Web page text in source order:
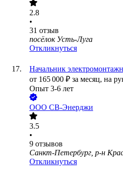
2.8
•
31 отзыв
посёлок Усть-Луга
Откликнуться
Начальник
от 165 000 ₽ за месяц, на
Опыт 3-6 лет
ООО СВ-Энерджи
3.5
•
9 отзывов
Санкт-Петербург, р-н
Откликнуться